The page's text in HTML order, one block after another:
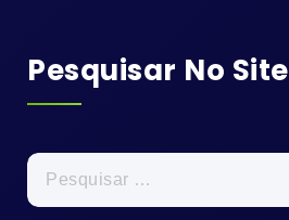
Pesquisar No Site
Pesquisar
por: